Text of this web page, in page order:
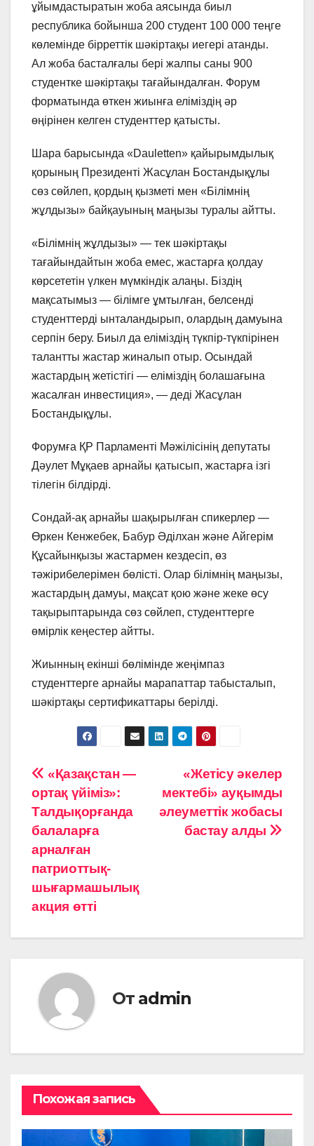
ұйымдастыратын жоба аясында биыл
республика бойынша 200 студент 100 000 теңге
көлемінде бірреттік шәкіртақы иегері атанды.
Ал жоба басталғалы бері жалпы саны 900
студентке шәкіртақы тағайындалған. Форум
форматында өткен жиынға еліміздің әр
өңірінен келген студенттер қатысты.
Шара барысында «Dauletten» қайырымдылық
қорының Президенті Жасұлан Бостандықұлы
сөз сөйлеп, қордың қызметі мен «Білімнің
жұлдызы» байқауының маңызы туралы айтты.
«Білімнің жұлдызы» — тек шәкіртақы
тағайындайтын жоба емес, жастарға қолдау
көрсететін үлкен мүмкіндік алаңы. Біздің
мақсатымыз — білімге ұмтылған, белсенді
студенттерді ынталандырып, олардың дамуына
серпін беру. Биыл да еліміздің түкпір-түкпірінен
талантты жастар жиналып отыр. Осындай
жастардың жетістігі — еліміздің болашағына
жасалған инвестиция», — деді Жасұлан
Бостандықұлы.
Форумға ҚР Парламенті Мәжілісінің депутаты
Дәулет Мұқаев арнайы қатысып, жастарға ізгі
тілегін білдірді.
Сондай-ақ арнайы шақырылған спикерлер —
Өркен Кенжебек, Бабур Әділхан және Айгерім
Құсайынқызы жастармен кездесіп, өз
тәжірибелерімен бөлісті. Олар білімнің маңызы,
жастардың дамуы, мақсат қою және жеке өсу
тақырыптарында сөз сөйлеп, студенттерге
өмірлік кеңестер айтты.
Жиынның екінші бөлімінде жеңімпаз
студенттерге арнайы марапаттар табысталып,
шәкіртақы сертификаттары берілді.
Навигация
по
записям
«Жетісу әкелер
мектебі» ауқымды
әлеуметтік жобасы
бастау алды
«Қазақстан —
ортақ үйіміз»:
Талдықорғанда
балаларға
арналған
патриоттық-
шығармашылық
акция өтті
От admin
Похожая запись